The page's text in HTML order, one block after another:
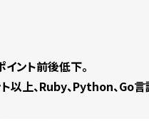
ント前後低下。
上、Ruby、Python、Go言